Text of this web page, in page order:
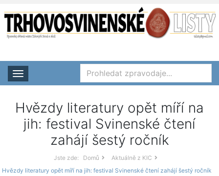
Rozbalit nabídku
Hvězdy literatury opět míří na
jih: festival Svinenské čtení
zahájí šestý ročník
Jste zde: Domů
Aktuálně z KIC
Hvězdy literatury opět míří na jih: festival Svinenské čtení zahájí šestý ročník